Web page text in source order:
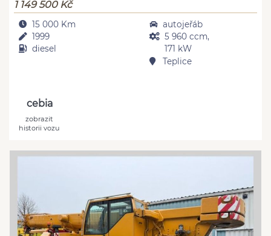
1 149 500 Kč
15 000 Km
1999
diesel
autojeřáb
5 960 ccm,
171 kW
Teplice
cebia
zobrazit
historii vozu